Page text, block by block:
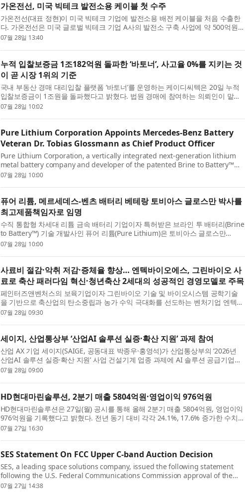
가온전선, 미국 빅테크 발전소용 케이블 첫 수주
가온전선(대표 정현)이 미국 빅테크 기업에 발전소용 배전 케이블을 처음 수출한
다. 가온전선은 미국 글로벌 빅테크 기업 A사의 발전소 구축 사업에 약 500억원
규모의 배전 케이블을 공급한다고 28일 밝혔다. 이번 사업은 미국 빅테크 기업이
07월 28일 13:40
누적 입찰보증금 1조182억원 돌파한 ‘바토너’, 사고율 0%를 지키는 것
이 곧 시장 1위의 기준
국내 부동산 경매 대리입찰 플랫폼 ‘바토너’를 운영하는 케이디씨텍은 20일 누적
입찰보증금이 1조원을 돌파했다고 밝혔다. 법원 경매에 참여하는 의뢰인이 맡기
는 보증금이 한 곳에서 1조원 규모로 모이는 것은 드문 일로, 회사는 ‘안전 장치가
07월 28일 10:02
Pure Lithium Corporation Appoints Mercedes-Benz Battery
Veteran Dr. Tobias Glossmann as Chief Product Officer
Pure Lithium Corporation, a vertically integrated next-generation lithium
metal battery company and developer of the patented Brine to Battery™
technology, today announced the appointment of Dr. Tobias Glossmann as
07월 28일 10:00
퓨어 리튬, 메르세데스-벤츠 배터리 베테랑 토비아스 글로스만 박사를
최고제품책임자로 임명
수직 통합형 차세대 리튬 금속 배터리 기업이자 특허받은 브라인 투 배터리(Brine
to Battery™) 기술 개발사인 퓨어 리튬(Pure Lithium)은 토비아스 글로스만
(Tobias Glossmann) 박사를 최고제품책임자(CPO)로 선임했다고 발표했다. 신임
07월 28일 10:00
사료비 절감·악취 저감·증체율 향상… 엔텍바이오에스, 그린바이오 사
료로 축산 패러다임 혁신·청년축산 2세대의 성공적인 경영모델로 주목
페인터즈앤벤처스의 보육기업이자 그린바이오 기술 및 바이오시스템 공학기술
을 기반으로 축산업의 탄소중립과 농가 수익 극대화를 선도하는 벤처기업 엔텍바
이오에스(대표 김의철)와 과학적 사고방식으로 무장한 청년 축산 2세대가 만나 스
07월 28일 09:30
세이지, 산업통상부 ‘산업AI 솔루션 실증·확산 지원’ 과제 참여
산업 AX 기업 세이지(SAIGE, 공동대표 박종우·홍영석)가 산업통상부의 ‘2026년
산업AI 솔루션 실증·확산 지원’ 사업 건설기계 업종 과제에 AI 솔루션 공급기업으
로 참여한다고 28일 밝혔다. 이번 사업은 건설기계 분야 중견기업 5개사를 대상
07월 28일 09:00
HD현대마린솔루션, 2분기 매출 5804억원·영업이익 976억원
HD현대마린솔루션은 27일(월) 공시를 통해 올해 2분기 매출 5804억원, 영업이익
976억원을 기록했다고 밝혔다. 전년 동기 대비 각각 24.1%, 17.6% 증가한 수치
다. 선박 부품 및 서비스 관련 AM 부문과 친환경 개조, 디지털 솔루션 등 핵심사
07월 27일 16:30
SES Statement On FCC Upper C-band Auction Decision
SES, a leading space solutions company, issued the following statement
following the U.S. Federal Communications Commission approval of the
Upper C-band Report & Order that makes 160 megahertz of the Upper C-
07월 27일 14:38